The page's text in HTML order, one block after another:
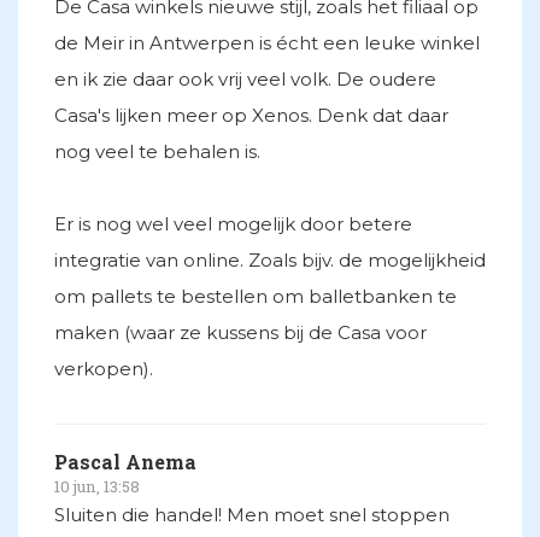
De Casa winkels nieuwe stijl, zoals het filiaal op
de Meir in Antwerpen is écht een leuke winkel
en ik zie daar ook vrij veel volk. De oudere
Casa's lijken meer op Xenos. Denk dat daar
nog veel te behalen is.
Er is nog wel veel mogelijk door betere
integratie van online. Zoals bijv. de mogelijkheid
om pallets te bestellen om balletbanken te
maken (waar ze kussens bij de Casa voor
verkopen).
Pascal Anema
10 jun, 13:58
Sluiten die handel! Men moet snel stoppen